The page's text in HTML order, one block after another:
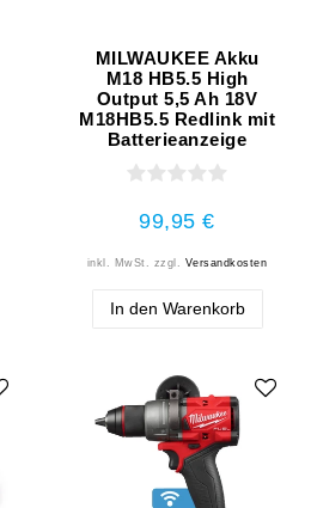
MILWAUKEE Akku
M18 HB5.5 High
Output 5,5 Ah 18V
M18HB5.5 Redlink mit
Batterieanzeige
99,95 €
inkl. MwSt. zzgl. Versandkosten
In den Warenkorb